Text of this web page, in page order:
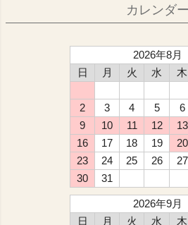
カレンダー
2026年8月
日
月 火 水 木
2
3 4 5 6
9
10 11 12 13
16
17 18 19 20
23
24 25 26 27
30
31
2026年9月
日
月 火 水 木